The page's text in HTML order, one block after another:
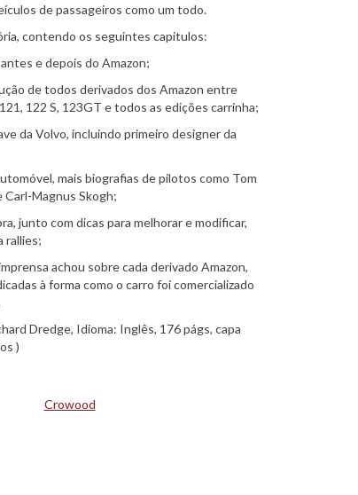
de passageiros como um todo.
contendo os seguintes capitulos:
e depois do Amazon;
de todos derivados dos Amazon entre
122 S, 123GT e todos as edições carrinha;
da Volvo, incluindo primeiro designer da
mais biografias de pilotos como Tom
Carl-Magnus Skogh;
junto com dicas para melhorar e modificar,
rallies;
achou sobre cada derivado Amazon,
à forma como o carro foi comercializado
Dredge, Idioma: Inglês, 176 págs, capa
)
Crowood